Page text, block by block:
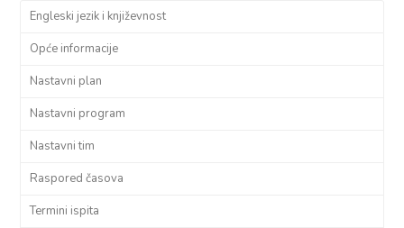
Engleski jezik i književnost
Opće informacije
Nastavni plan
Nastavni program
Nastavni tim
Raspored časova
Termini ispita